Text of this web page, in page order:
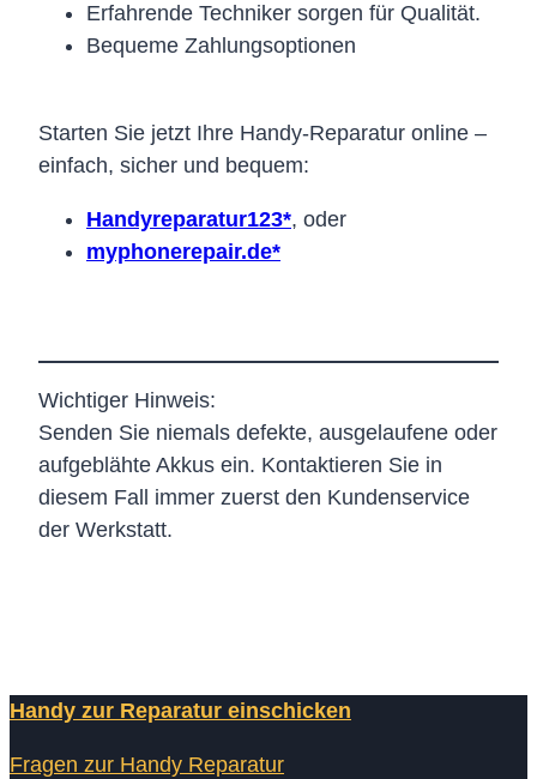
Erfahrende Techniker sorgen für Qualität.
Bequeme Zahlungsoptionen
Starten Sie jetzt Ihre Handy-Reparatur online –
einfach, sicher und bequem:
Handyreparatur123*, oder
myphonerepair.de*
Wichtiger Hinweis:
Senden Sie niemals defekte, ausgelaufene oder
aufgeblähte Akkus ein. Kontaktieren Sie in
diesem Fall immer zuerst den Kundenservice
der Werkstatt.
Handy zur Reparatur einschicken
Fragen zur Handy Reparatur